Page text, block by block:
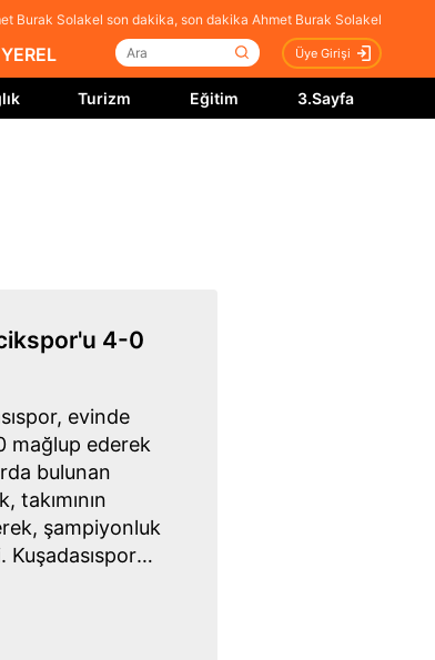
Burak Solakel son dakika, son dakika Ahmet Burak Solakel
YEREL Üye Girişi
Turizm Eğitim 3.Sayfa
4-0
evinde
mağlup ederek
bulunan
takımının
şampiyonluk